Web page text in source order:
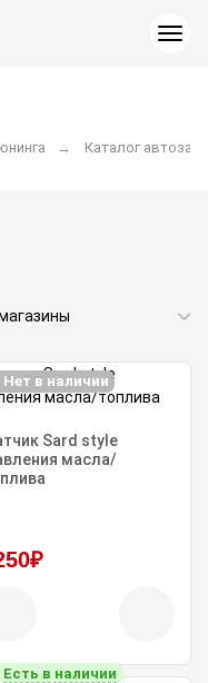
Каталог
Нет в наличии
Sard style
масла/
Есть в наличии